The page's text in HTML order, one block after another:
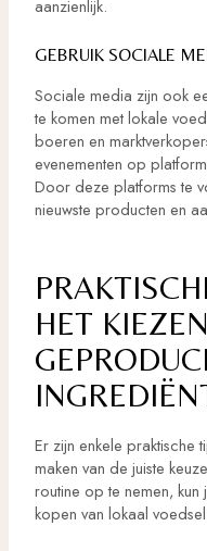
aanzienlijk.
GEBRUIK SOCIALE
Sociale media zijn ook
te komen met lokale
boeren en
evenementen op
Door deze platforms te
nieuwste producten en
HET
Er zijn enkele praktische
maken van de juiste
routine op te nemen,
kopen van lokaal